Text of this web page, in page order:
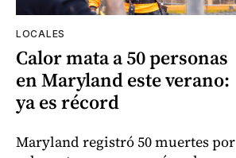
LOCALES
Calor mata a 50 personas
en Maryland este verano:
ya es récord
Maryland registró 50 muertes por